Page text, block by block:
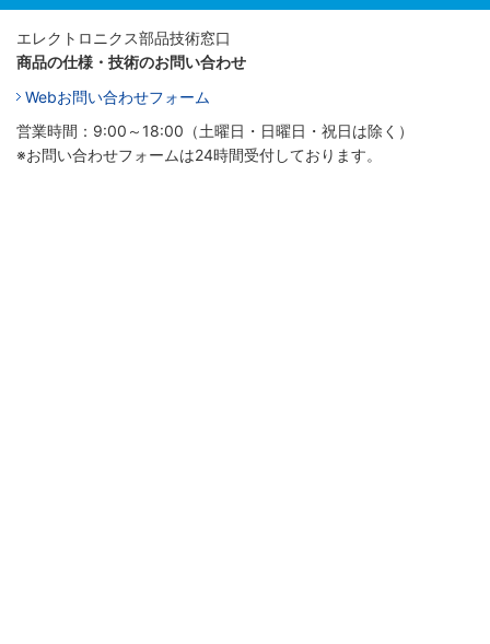
エレクトロニクス部品技術窓口
商品の仕様・技術のお問い合わせ
Webお問い合わせフォーム
営業時間：9:00～18:00（土曜日・日曜日・祝日は除く）
※お問い合わせフォームは24時間受付しております。